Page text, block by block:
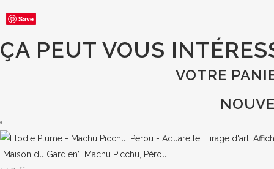
ÇA PEUT VOUS
VOTRE
“Maison du Gardien”, Machu Picchu, Pérou
Save
Save
Save
Save